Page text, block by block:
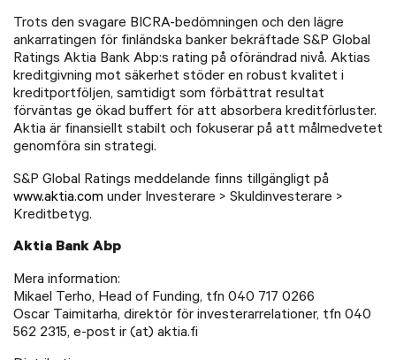
Trots den svagare BICRA-bedömningen och den lägre
ankarratingen för finländska banker bekräftade S&P Global
Ratings Aktia Bank Abp:s rating på oförändrad nivå. Aktias
kreditgivning mot säkerhet stöder en robust kvalitet i
kreditportföljen, samtidigt som förbättrat resultat
förväntas ge ökad buffert för att absorbera kreditförluster.
Aktia är finansiellt stabilt och fokuserar på att målmedvetet
genomföra sin strategi.
S&P Global Ratings meddelande finns tillgängligt på
www.aktia.com under Investerare > Skuldinvesterare >
Kreditbetyg.
Aktia Bank Abp
Mera information:
Mikael Terho, Head of Funding, tfn 040 717 0266
Oscar Taimitarha, direktör för investerarrelationer, tfn 040
562 2315, e-post ir (at) aktia.fi